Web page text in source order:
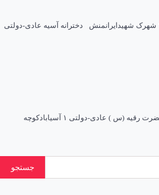
نام نوع ناحیه آدرس تلفن پسرانه خلیج فارس عادی-دولتی ۱ ابوذرجنوبی دخترانه مکتب الزهرائ(س ) عادی-دولتی ۱ بلوارامام حسین دخترانه شهیدروحی عادی-دولتی ۱ شهرک شهیدایرانمنش دخترانه آسیه عادی-دولتی
نام نوع ناحیه آدرس تلفن پسرانه امیدفردا عادی-دولتی ۱ ابتداى خیابان مالک اشتر ۲۵۱۸۷۴۰ دخترانه- پسرانه ایثار عادی-دولتی ۱ ابوذرشمالی کوى ۳۶ ۲۵۳۰۴۱۸ دخترانه حضرت رقیه (س ) عادی-دولتی ۱ آسیابادکوچه